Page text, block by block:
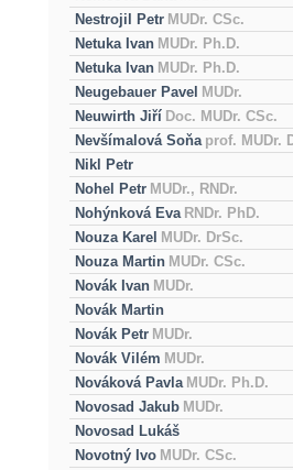
Nestrojil Petr MUDr. CSc.
Netuka Ivan MUDr. Ph.D.
Netuka Ivan MUDr. Ph.D.
Neugebauer Pavel MUDr.
Neuwirth Jiří Doc. MUDr. CSc.
Nevšímalová Soňa prof. MUDr.
Nikl Petr
Nohel Petr MUDr., RNDr.
Nohýnková Eva RNDr. PhD.
Nouza Karel MUDr. DrSc.
Nouza Martin MUDr. CSc.
Novák Ivan MUDr.
Novák Martin
Novák Petr MUDr.
Novák Vilém MUDr.
Nováková Pavla MUDr. Ph.D.
Novosad Jakub MUDr.
Novosad Lukáš
Novotný Ivo MUDr. CSc.